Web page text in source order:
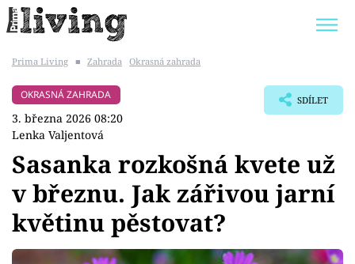
BYDLENÍ SLAVNÝCH
Témata
Bydlení
Prima Living ■ Zahrada Okrasná zahrada
OKRASNÁ ZAHRADA
3. března 2026 08:20
Lenka Valjentová
SDÍLET
Sasanka rozkošná kvete už
v březnu. Jak zářivou jarní
květinu pěstovat?